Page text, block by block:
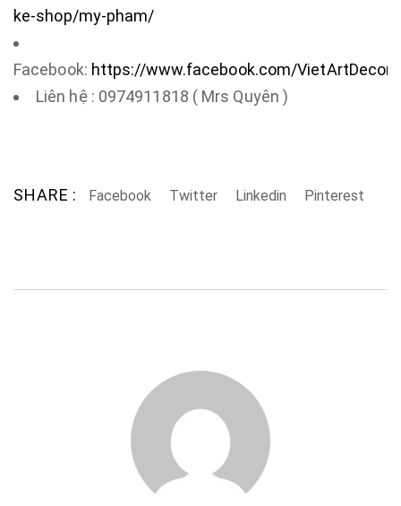
ke-shop/my-pham/
Facebook: https://www.facebook.com/
Liên hệ : 0974911818 ( Mrs Quyên )
SHARE : Facebook Twitter Linkedin Pinterest